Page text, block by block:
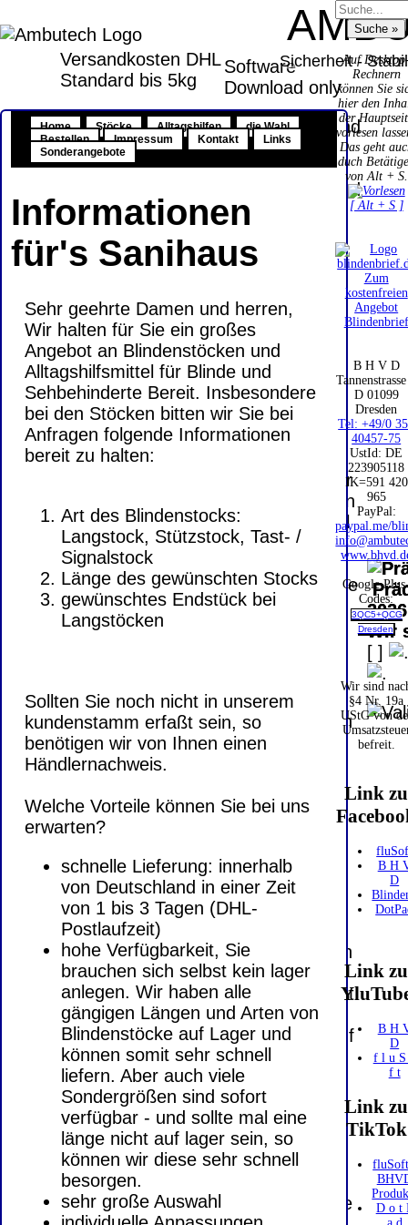
Sicherheit -
Home Stöcke Alltagshilfen
die Wahl
Bestellen
Impressum Kontakt
Links
Sonderangebote
Informationen
für's Sanihaus
Sehr geehrte Damen und herren,
Wir halten für Sie ein großes
Angebot an Blindenstöcken und
Alltagshilfsmittel für Blinde und
Sehbehinderte Bereit. Insbesondere
bei den Stöcken bitten wir Sie bei
Anfragen folgende Informationen
bereit zu halten:
Art des Blindenstocks:
Langstock, Stützstock, Tast- /
Signalstock
Länge des gewünschten Stocks
gewünschtes Endstück bei
Langstöcken
Sollten Sie noch nicht in unserem
kundenstamm erfaßt sein, so
benötigen wir von Ihnen einen
Händlernachweis.
Welche Vorteile können Sie bei uns
erwarten?
schnelle Lieferung: innerhalb
von Deutschland in einer Zeit
von 1 bis 3 Tagen (DHL-
Postlaufzeit)
hohe Verfügbarkeit, Sie
brauchen sich selbst kein lager
anlegen. Wir haben alle
gängigen Längen und Arten von
Blindenstöcke auf Lager und
können somit sehr schnell
liefern. Aber auch viele
Sondergrößen sind sofort
verfügbar - und sollte mal eine
länge nicht auf lager sein, so
können wir diese sehr schnell
besorgen.
sehr große Auswahl
Auf
Rechnern
können Sie
hier den
der
vorlesen
Das geht
duch
von Alt + S.
[ Alt + S ]
Zum
kostenfreien
Angebot
Blindenbrief
B H V D
D 01099
Dresden
Tel: +49/0
40457-75
UstId:DE
223905118
IK=591 420
965
PayPal:
paypal.me/
Google
Codes:
3QC5+QCG
Dresden
Wir sind
§4 Nr. 19a
UStG von
befreit.
Link zu
B H
D
Link zu
B H
D
f l u S
f t
Link zu
TikTok
D o t
QR
Code:
Versandkosten DHL
Standard bis 5kg
Deutschland
Nachnahme:
8.95 €
Vorkasse: 6.95
€
Deutschland
PayPal: 6.95 €
Schweiz)
Vorkasse:
20.00 €
EU (inkl.
Schweiz)
PayPal: 20.00
€
Paket.
Selbstabholung
vom Büro oder
von
Ausstellungen:
Software
Download only
Deutschland
Vorkasse:
0.00 €
Deutschland
0.00 €
Schweiz)
PayPal:
0.00 €
Bei dieser
erhalten Sie per
Email z.B. einen
Lizenzschlüssel
und die
Lieferschein. Sie
erhalten also
Die in diesem Dokument genannten
Warenzeichen sind Eigentum der jeweiligen
Firmen. Preisänderungen, Irrtümer und
technische Änderungen vorbehalten.
Hilfsmittel Vertrieb Dresden,
85/98 - Haftung für Links hat das
Landgericht Hamburg entschieden, dass
man durch die Anbringung eines Links, die
Inhalte der gelinkten Seite ggf. mit zu
verantworten hat. Dieses kann nur dadurch
verhindert werden, dass man sich
ausdrücklich von diesen Inhalten distanziert.
Hiermit distanzieren wir uns ausdrücklich
von allen Inhalten, aller gelinkten Seiten auf
unserer Homepage und machen uns diese
Inhalte nicht zu eigen. Diese Erklärung gilt
für alle auf unserer Homepage
angebrachten Links.
Die Europäische Kommission stellt eine
Plattform zur Online-Streitbeilegung (OS)
bereit. Die Plattform finden Sie unter
http://ec.europa.eu/consumers/odr/
Unsere
2026
Wir
[ ]